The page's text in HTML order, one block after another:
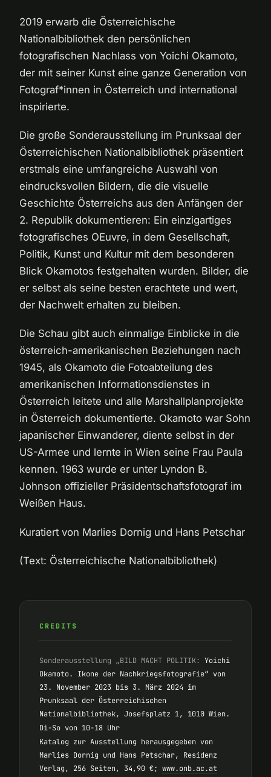
2019 erwarb die Österreichische
Nationalbibliothek den persönlichen
fotografischen Nachlass von Yoichi Okamoto,
der mit seiner Kunst eine ganze Generation von
Fotograf*innen in Österreich und international
inspirierte.
Die große Sonderausstellung im Prunksaal der
Österreichischen Nationalbibliothek präsentiert
erstmals eine umfangreiche Auswahl von
eindrucksvollen Bildern, die die visuelle
Geschichte Österreichs aus den Anfängen der
2. Republik dokumentieren: Ein einzigartiges
fotografisches OEuvre, in dem Gesellschaft,
Politik, Kunst und Kultur mit dem besonderen
Blick Okamotos festgehalten wurden. Bilder, die
er selbst als seine besten erachtete und wert,
der Nachwelt erhalten zu bleiben.
Die Schau gibt auch einmalige Einblicke in die
österreich-amerikanischen Beziehungen nach
1945, als Okamoto die Fotoabteilung des
amerikanischen Informationsdienstes in
Österreich leitete und alle Marshallplanprojekte
in Österreich dokumentierte. Okamoto war Sohn
japanischer Einwanderer, diente selbst in der
US-Armee und lernte in Wien seine Frau Paula
kennen. 1963 wurde er unter Lyndon B.
Johnson offizieller Präsidentschaftsfotograf im
Weißen Haus.
Kuratiert von Marlies Dornig und Hans Petschar
(Text: Österreichische Nationalbibliothek)
CREDITS
Sonderausstellung „BILD MACHT POLITIK: Yoichi
Okamoto. Ikone der Nachkriegsfotografie“ von
23. November 2023 bis 3. März 2024 im
Prunksaal der Österreichischen
Nationalbibliothek, Josefsplatz 1, 1010 Wien.
Di-So von 10-18 Uhr
Katalog zur Ausstellung herausgegeben von
Marlies Dornig und Hans Petschar, Residenz
Verlag, 256 Seiten, 34,90 €; www.onb.ac.at